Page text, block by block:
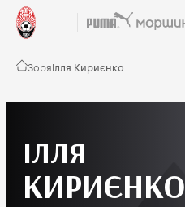
ЗоряІлля Кириєнко
ІЛЛЯ
КИРИЄНКО